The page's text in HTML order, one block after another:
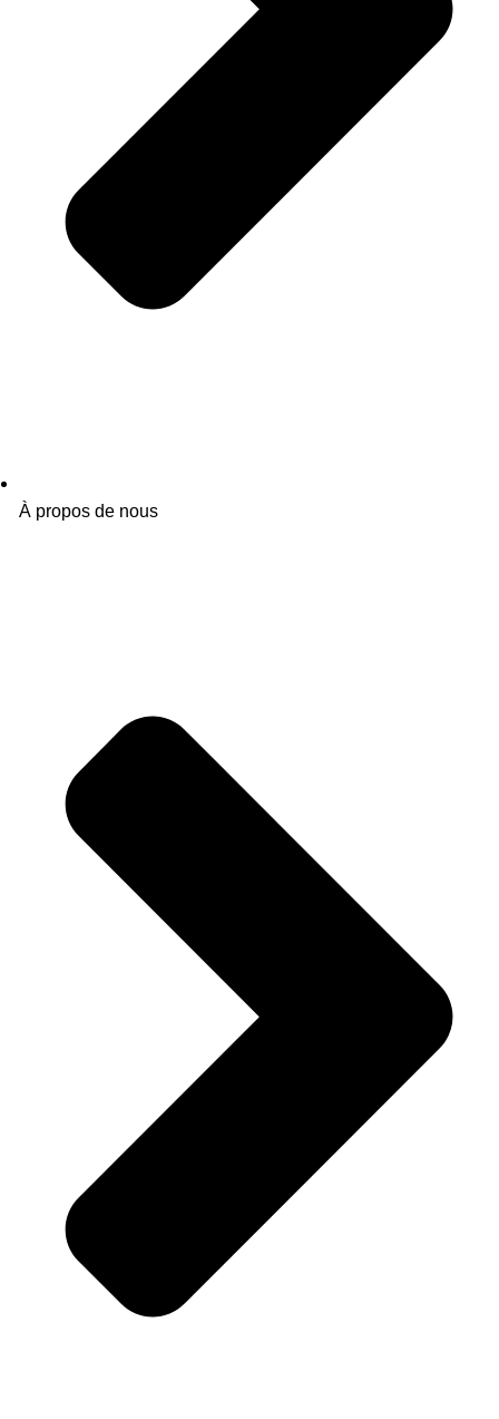
À propos de nous